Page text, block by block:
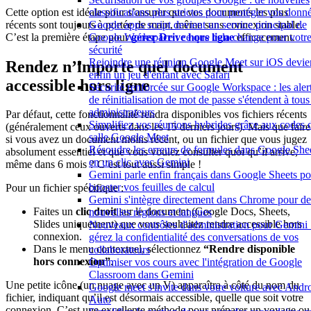
classifications plus strictes pour protéger vos
Google apps script devient un service principal de
Google Workspace : ce que cela change pour votre
sécurité
Rejoindre une réunion Google Meet sur iOS
enfin un jeu d'enfant avec Safari
Sécurité renforcée sur Google Workspace : les
de réinitialisation de mot de passe s'étendent à
administrateurs
Simplifiez vos réunions hybrides grâce aux codes
salle Google Meet
Résoudre les erreurs de formules dans Google
en un clic avec Gemini
Gemini parle enfin français dans Google Sheets
booster vos feuilles de calcul
Gemini s'intègre directement dans Chrome pour de
nouvelles régions et langues
Nouveaux contrôles d'administration pour Gemini
gérez la confidentialité des conversations de vos
collaborateurs
Optimiser vos cours avec l'intégration de Google
Classroom dans Gemini
Google meet s'invite dans votre voiture avec
Auto
Cette option est idéale pour s’assurer que vos documents les plus
récents sont toujours à portée de main, même sans connexion stable.
C’est la première étape pourgérer Drive hors ligneefficacement.
Rendez n’importe quel document
accessible hors ligne
Par défaut, cette fonctionnalité rendra disponibles vos fichiers récents
(généralement ceux ouverts dans les 15 derniers jours). Mais que faire
si vous avez un document moins récent, ou un fichier que vous jugez
absolument essentiel et que vous voulez consulter quoi qu’il arrive,
même dans 6 mois ? C’est tout aussi simple !
Pour un fichier spécifique :
Faites un clic droitsur le document (Google Docs, Sheets,
Slides uniquement) que vous souhaitez rendre accessible hors
connexion.
Dans le menu contextuel, sélectionnez “Rendre disponible
hors connexion”.
Une petite icône (un nuage avec un V) apparaîtra à côté du nom du
fichier, indiquant qu’il est désormais accessible, quelle que soit votre